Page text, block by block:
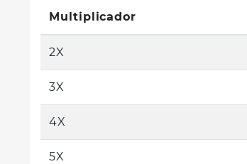
Multiplicador
2X
3X
4X
5X